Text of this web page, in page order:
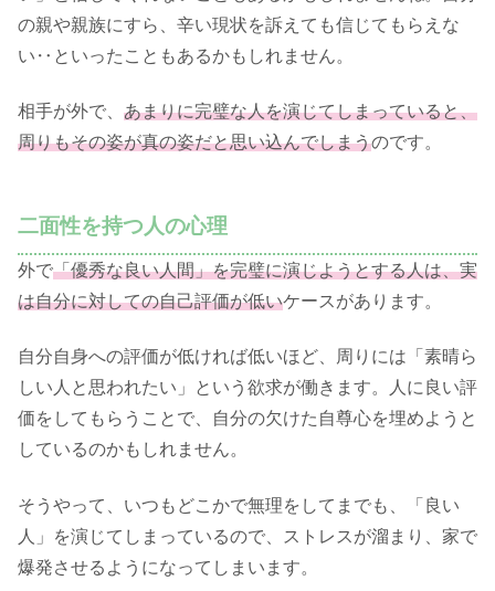
の親や親族にすら、辛い現状を訴えても信じてもらえな
い‥といったこともあるかもしれません。
相手が外で、 あまりに完璧な人を演じてしまっていると、
周りもその姿が真の姿だと思い込んでしまうのです。
二面性を持つ人の心理
外で「優秀な良い人間」を完璧に演じようとする人は、実
は自分に対しての自己評価が低いケースがあります。
自分自身への評価が低ければ低いほど、周りには「素晴ら
しい人と思われたい」という欲求が働きます。人に良い評
価をしてもらうことで、自分の欠けた自尊心を埋めようと
しているのかもしれません。
そうやって、いつもどこかで無理をしてまでも、「良い
人」を演じてしまっているので、ストレスが溜まり、家で
爆発させるようになってしまいます。